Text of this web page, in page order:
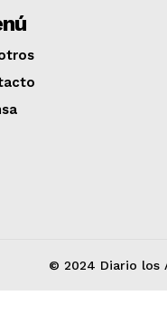
© 2024 Diario los